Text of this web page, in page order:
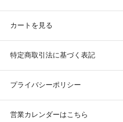
カートを見る
特定商取引法に基づく表記
プライバシーポリシー
営業カレンダーはこちら